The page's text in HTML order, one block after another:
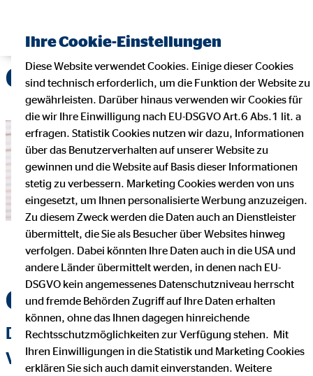
DEINEN BETRIEB IM KOMPLETTPAKET
VER­SICHERN
Ihre Cookie-Einstellungen
Diese Website verwendet Cookies. Einige dieser Cookies
sind technisch erforderlich, um die Funktion der Website zu
gewährleisten. Darüber hinaus verwenden wir Cookies für
die wir Ihre Einwilligung nach EU-DSGVO Art.6 Abs.1 lit. a
erfragen. Statistik Cookies nutzen wir dazu, Informationen
über das Benutzerverhalten auf unserer Website zu
gewinnen und die Website auf Basis dieser Informationen
stetig zu verbessern. Marketing Cookies werden von uns
eingesetzt, um Ihnen personalisierte Werbung anzuzeigen.
Zu diesem Zweck werden die Daten auch an Dienstleister
übermittelt, die Sie als Besucher über Websites hinweg
verfolgen. Dabei könnten Ihre Daten auch in die USA und
andere Länder übermittelt werden, in denen nach EU-
DSGVO kein angemessenes Datenschutzniveau herrscht
und fremde Behörden Zugriff auf Ihre Daten erhalten
können, ohne das Ihnen dagegen hinreichende
Rechtsschutzmöglichkeiten zur Verfügung stehen. Mit
Ihren Einwilligungen in die Statistik und Marketing Cookies
erklären Sie sich auch damit einverstanden. Weitere